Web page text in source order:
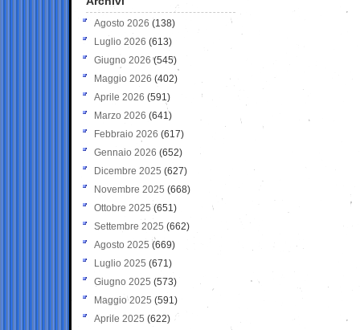
Agosto 2026 (138)
Luglio 2026 (613)
Giugno 2026 (545)
Maggio 2026 (402)
Aprile 2026 (591)
Marzo 2026 (641)
Febbraio 2026 (617)
Gennaio 2026 (652)
Dicembre 2025 (627)
Novembre 2025 (668)
Ottobre 2025 (651)
Settembre 2025 (662)
Agosto 2025 (669)
Luglio 2025 (671)
Giugno 2025 (573)
Maggio 2025 (591)
Aprile 2025 (622)